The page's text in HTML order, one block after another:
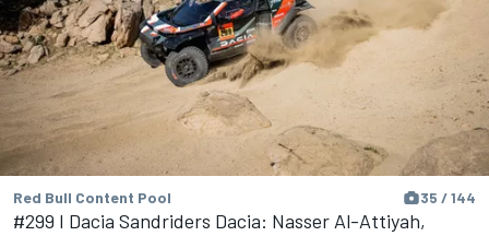
Red Bull Content Pool 35 / 144
#299 I Dacia Sandriders Dacia: Nasser Al-Attiyah,